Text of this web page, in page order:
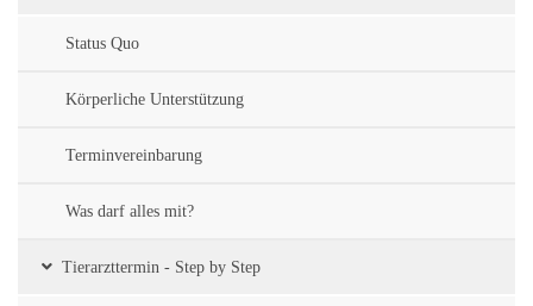
Status Quo
Körperliche Unterstützung
Terminvereinbarung
Was darf alles mit?
Tierarzttermin - Step by Step